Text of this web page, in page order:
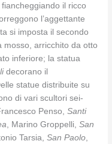
il ricco
l’aggettante
si imposta il secondo
mosso, arricchito da otto
inferiore; la statua
decorano il
statue distribuite su
di vari scultori sei-
Penso,Santi
, Marino Groppelli,San
Tarsia,San Paolo